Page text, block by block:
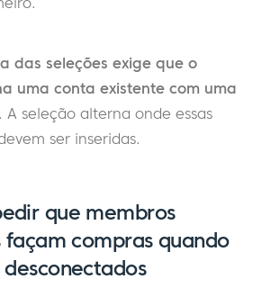
das seleções exige que o
uma conta existente com uma
. A seleção alterna onde essas
ser inseridas.
que membros
façam compras quando